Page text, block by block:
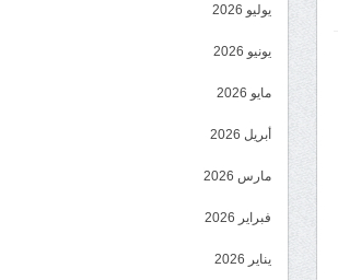
يوليو 2026
يونيو 2026
مايو 2026
أبريل 2026
مارس 2026
فبراير 2026
يناير 2026